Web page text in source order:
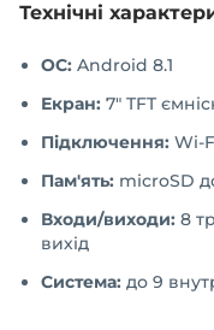
Технічні
ОС: Android 8.1
Екран: 7" TFT
Підключення: Wi-
Пам'ять: microSD
Входи/виходи: 8
вихід
Система: до 9